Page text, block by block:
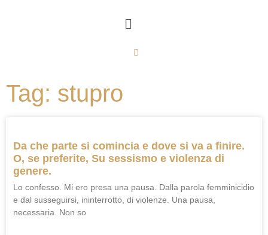
Tag: stupro
Da che parte si comincia e dove si va a finire.
O, se preferite, Su sessismo e violenza di
genere.
Lo confesso. Mi ero presa una pausa. Dalla parola femminicidio
e dal susseguirsi, ininterrotto, di violenze. Una pausa,
necessaria. Non so